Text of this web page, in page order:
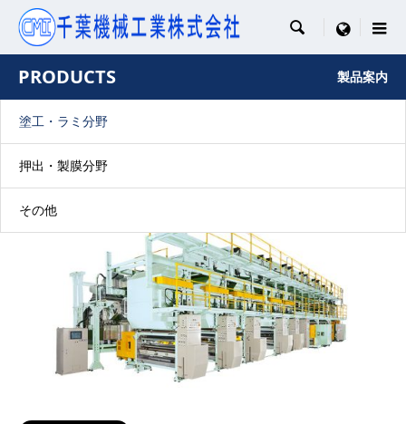
 menu
PRODUCTS 製品案内
塗工・ラミ分野
押出・製膜分野
その他